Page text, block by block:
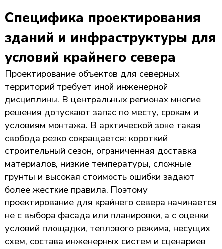
Специфика проектирования
зданий и инфраструктуры для
условий крайнего севера
Проектирование объектов для северных
территорий требует иной инженерной
дисциплины. В центральных регионах многие
решения допускают запас по месту, срокам и
условиям монтажа. В арктической зоне такая
свобода резко сокращается: короткий
строительный сезон, ограниченная доставка
материалов, низкие температуры, сложные
грунты и высокая стоимость ошибки задают
более жесткие правила. Поэтому
проектирование для крайнего севера начинается
не с выбора фасада или планировки, а с оценки
условий площадки, теплового режима, несущих
схем, состава инженерных систем и сценариев